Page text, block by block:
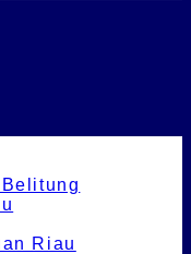
Riau